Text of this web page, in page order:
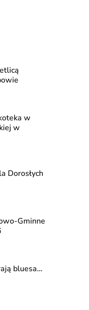
w
w
Dorosłych
Gminne
bluesa…